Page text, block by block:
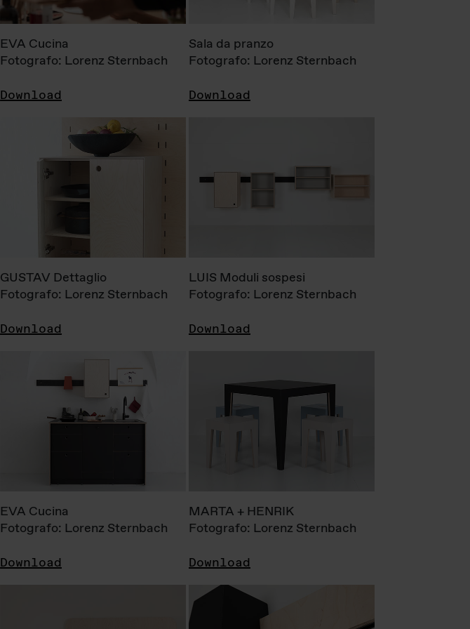
EVA Cucina
Fotografo: Lorenz Sternbach
Download
Sala da pranzo
Fotografo: Lorenz Sternbach
Download
GUSTAV Dettaglio
Fotografo: Lorenz Sternbach
Download
LUIS Moduli sospesi
Fotografo: Lorenz Sternbach
Download
EVA Cucina
Fotografo: Lorenz Sternbach
Download
MARTA + HENRIK
Fotografo: Lorenz Sternbach
Download